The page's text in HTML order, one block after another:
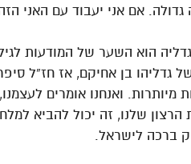
גדולה. אם אני יעבוד עם האני
גדליה הוא השער של המודעות
גדליהו בן אחיקם, אז חז”ל
מיותרות. ואנחנו אומרים
שלנו, זה יכול להביא
ברכה לישראל.